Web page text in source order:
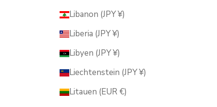
Libanon (JPY ¥)
Liberia (JPY ¥)
Libyen (JPY ¥)
Liechtenstein (JPY ¥)
Litauen (EUR €)